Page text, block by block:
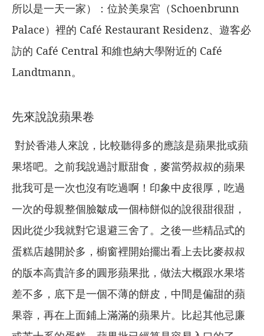
所以是一天一家）：位於美泉宮（Schoenbrunn
Palace）裡的 Café Restaurant Residenz、遊客必
訪的 Café Central 和維也納大學附近的 Café
Landtmann。
先來說說蘋果卷
對於香港人來說，比較聽得多的應該是蘋果批或蘋
果塔吧。之前我說過討厭甜食，麥當勞叔叔的蘋果
批我可是一次也沒有吃過啊！印象中皮很厚，吃過
一次的母親整個臉皺成一個柿餅似的說很甜很甜，
因此從少我就對它退避三舍了。之後一些精品式的
蛋糕店越開於多，櫥窗裡開始擺出看上去比麥叔叔
的版本高貴許多的圓形蘋果批，做法大概跟水果塔
差不多，底下是一個不薄的餅皮，中間是偏甜的蘋
果蓉，再在上面鋪上滿滿的蘋果片。比起其他忌廉